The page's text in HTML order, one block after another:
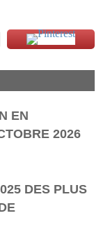
EN
2026
DES PLUS